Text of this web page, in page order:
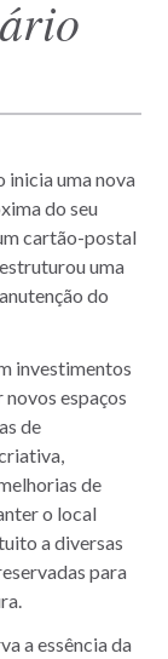
inicia uma nova
do seu
cartão-postal
uma
do
investimentos
espaços
de
de
o local
a diversas
para
a essência da